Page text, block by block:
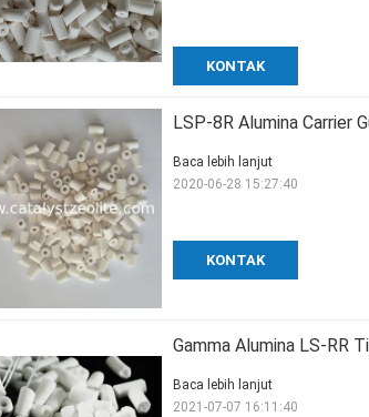
KONTAK
LSP-8R Alumina Carrier
KONTAK
Baca lebih lanjut
2020-06-28 15:27:40
Gamma Alumina LS-RR
Baca lebih lanjut
2021-07-07 16:11:40